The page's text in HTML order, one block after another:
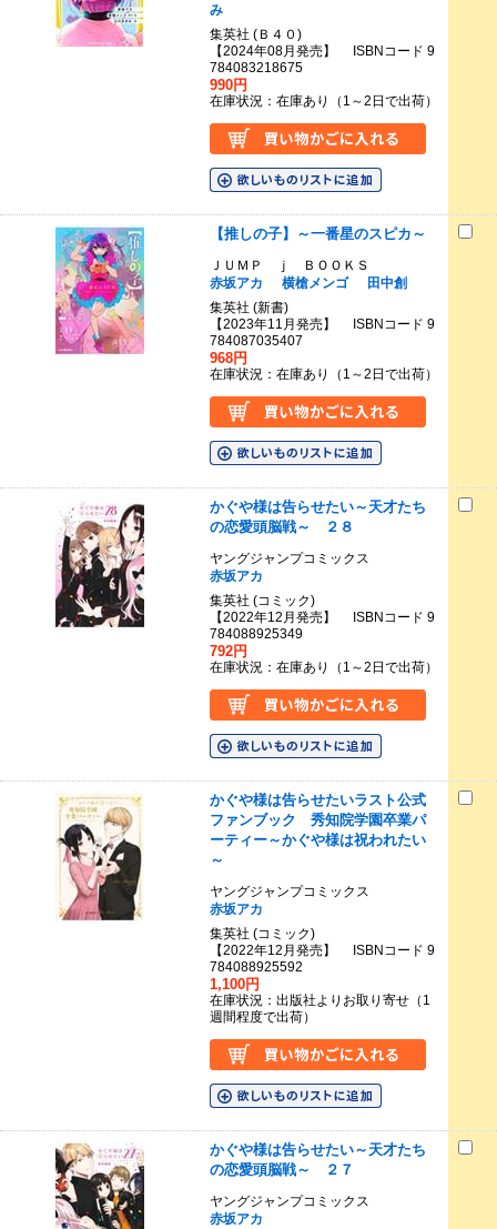
み
集英社 (Ｂ４０)
【2024年08月発売】 ISBNコード 9
784083218675
990円
在庫状況：在庫あり（1～2日で出荷）
【推しの子】～一番星のスピカ～
ＪＵＭＰ ｊ ＢＯＯＫＳ
赤坂アカ
横槍メンゴ
田中創
集英社 (新書)
【2023年11月発売】 ISBNコード 9
784087035407
968円
在庫状況：在庫あり（1～2日で出荷）
かぐや様は告らせたい～天才たち
の恋愛頭脳戦～ ２８
ヤングジャンプコミックス
赤坂アカ
集英社 (コミック)
【2022年12月発売】 ISBNコード 9
784088925349
792円
在庫状況：在庫あり（1～2日で出荷）
かぐや様は告らせたいラスト公式
ファンブック 秀知院学園卒業パ
ーティー～かぐや様は祝われたい
～
ヤングジャンプコミックス
赤坂アカ
集英社 (コミック)
【2022年12月発売】 ISBNコード 9
784088925592
1,100円
在庫状況：出版社よりお取り寄せ（1
週間程度で出荷）
かぐや様は告らせたい～天才たち
の恋愛頭脳戦～ ２７
ヤングジャンプコミックス
赤坂アカ